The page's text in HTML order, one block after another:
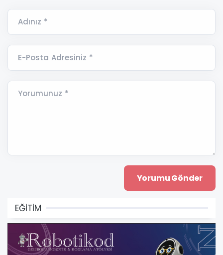
Adınız *
E-Posta Adresiniz *
Yorumunuz *
EĞİTİM